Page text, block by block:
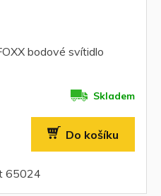
bodové svítidlo
Skladem
Do košíku
65024